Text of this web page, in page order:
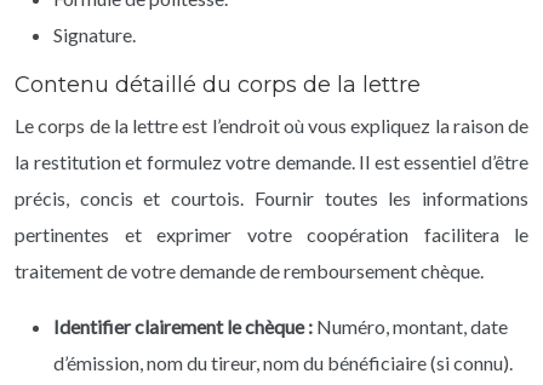
Signature.
Contenu détaillé du corps de la lettre
Le corps de la lettre est l’endroit où vous expliquez la raison de
la restitution et formulez votre demande. Il est essentiel d’être
précis, concis et courtois. Fournir toutes les informations
pertinentes et exprimer votre coopération facilitera le
traitement de votre demande de remboursement chèque.
Identifier clairement le chèque : Numéro, montant, date
d’émission, nom du tireur, nom du bénéficiaire (si connu).